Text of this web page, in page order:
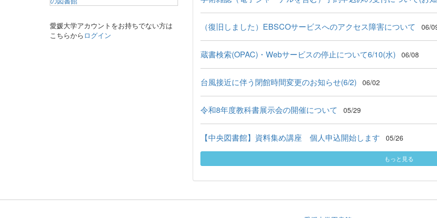
（復旧しました）EBSCOサービスへのアクセス障害について 06/
蔵書検索(OPAC)・Webサービスの停止について6/10(水) 06/08
台風接近に伴う閉館時間変更のお知らせ(6/2) 06/02
令和8年度教科書展示会の開催について 05/29
【中央図書館】資料集め講座 個人申込開始します 05/26
もっと見る
愛媛大学アカウントをお持ちでない方は
こちらから ログイン